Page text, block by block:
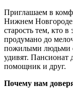
Приглашаем в
Нижнем
старость тем, кто
продумано до
пожилыми людьми
удивят. Пансионат
помощник и друг.
Почему нам